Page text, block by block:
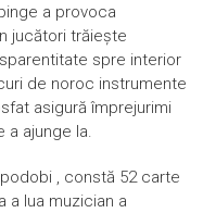
a provoca
jucători trăiește
spre interior
de noroc instrumente
asigură împrejurimi
ajunge la.
, constă 52 carte
a lua muzician a